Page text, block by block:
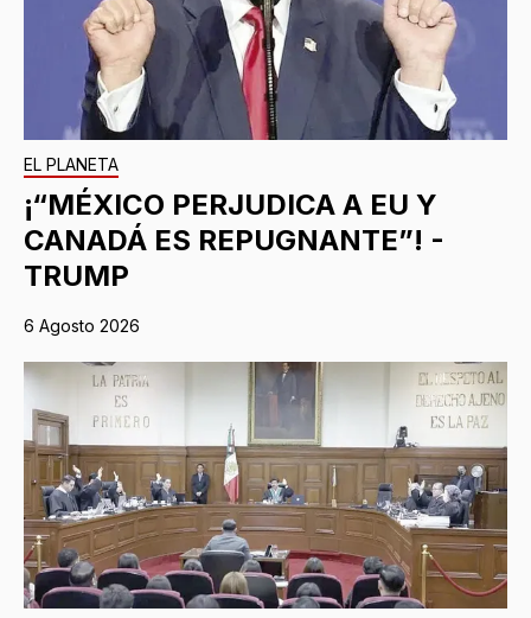
EL PLANETA
¡“MÉXICO PERJUDICA A EU Y
CANADÁ ES REPUGNANTE”! -
TRUMP
6 Agosto 2026